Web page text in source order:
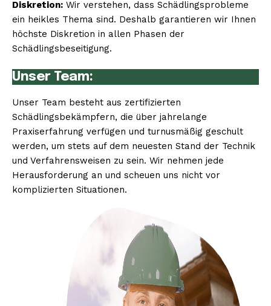
Diskretion: Wir verstehen, dass Schädlingsprobleme
ein heikles Thema sind. Deshalb garantieren wir Ihnen
höchste Diskretion in allen Phasen der
Schädlingsbeseitigung.
Unser Team:
Unser Team besteht aus zertifizierten
Schädlingsbekämpfern, die über jahrelange
Praxiserfahrung verfügen und turnusmäßig geschult
werden, um stets auf dem neuesten Stand der Technik
und Verfahrensweisen zu sein. Wir nehmen jede
Herausforderung an und scheuen uns nicht vor
komplizierten Situationen.